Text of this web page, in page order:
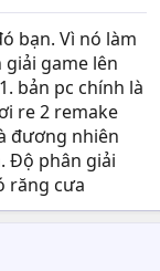
bạn. Vì nó làm
game lên
bản pc chính là
re 2 remake
đương nhiên
Độ phân giải
răng cưa